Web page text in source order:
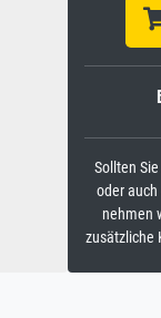
Sollten
oder
nehmen
zusätzliche